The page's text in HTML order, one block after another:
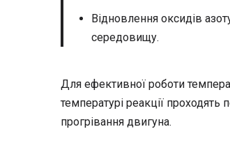
Відновлення оксидів
середовищу.
Для ефективної роботи
температурі реакції проходять
прогрівання двигуна.